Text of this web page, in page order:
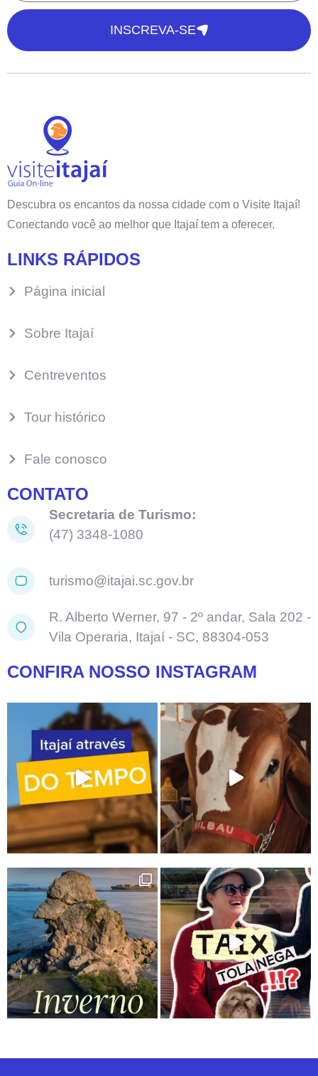
INSCREVA-SE
Descubra os encantos da nossa cidade com o Visite Itajaí!
Conectando você ao melhor que Itajaí tem a oferecer.
LINKS RÁPIDOS
Página inicial
Sobre Itajaí
Centreventos
Tour histórico
Fale conosco
CONTATO
Secretaria de Turismo:
(47) 3348-1080
turismo@itajai.sc.gov.br
R. Alberto Werner, 97 - 2º andar, Sala 202 -
Vila Operaria, Itajaí - SC, 88304-053
CONFIRA NOSSO INSTAGRAM